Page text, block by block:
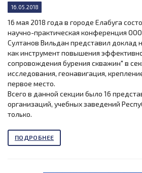
16.05.2018
16 мая 2018 года в городе Елабуга
научно-практическая конференция
Султанов Вильдан представил доклад
как инструмент повышения
сопровождения бурения скважин" в
исследования, геонавигация,
первое место.
Всего в данной секции было 16
организаций, учебных заведений
только.
ПОДРОБНЕЕ